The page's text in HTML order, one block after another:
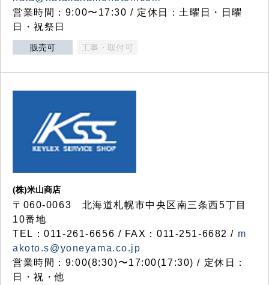
営業時間：9:00〜17:30 / 定休日：土曜日・日曜
日・祝祭日
販売可 工事・取付可
(株)米山商店
〒060-0063 北海道札幌市中央区南三条西5丁目
10番地
TEL：011-261-6656 / FAX：011-251-6682 / m
akoto.s@yoneyama.co.jp
営業時間：9:00(8:30)〜17:00(17:30) / 定休日：
日・祝・他